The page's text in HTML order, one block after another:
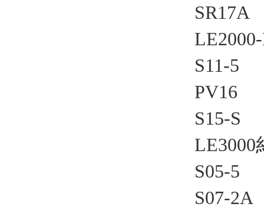
SR17A
S11-5
PV16
S15-S
LE3000
S05-5
S07-2A